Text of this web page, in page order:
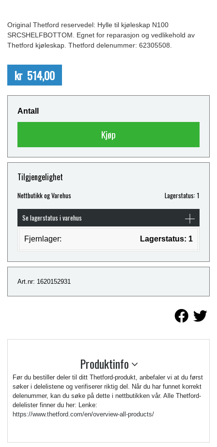
Original Thetford reservedel: Hylle til kjøleskap N100
SRCSHELFBOTTOM. Egnet for reparasjon og vedlikehold av
Thetford kjøleskap. Thetford delenummer: 62305508.
kr 514,00
Antall
Kjøp
Tilgjengelighet
Nettbutikk og Varehus Lagerstatus: 1
Se lagerstatus i varehus
Fjernlager: Lagerstatus: 1
Art.nr: 1620152931
Produktinfo
Før du bestiller deler til ditt Thetford-produkt, anbefaler vi at du først
søker i delelistene og verifiserer riktig del. Når du har funnet korrekt
delenummer, kan du søke på dette i nettbutikken vår. Alle Thetford-
delelister finner du her: Lenke:
https://www.thetford.com/en/overview-all-products/